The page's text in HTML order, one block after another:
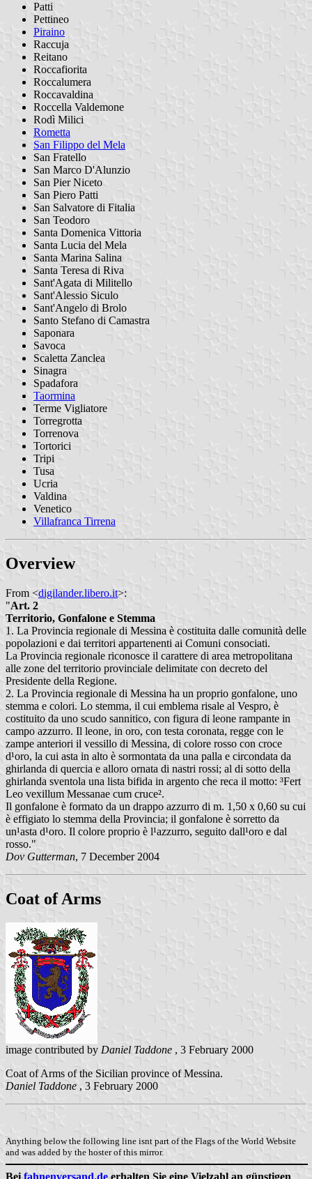
Patti
Pettineo
Piraino
Raccuja
Reitano
Roccafiorita
Roccalumera
Roccavaldina
Roccella Valdemone
Rodì Milici
Rometta
San Filippo del Mela
San Fratello
San Marco D'Alunzio
San Pier Niceto
San Piero Patti
San Salvatore di Fitalia
San Teodoro
Santa Domenica Vittoria
Santa Lucia del Mela
Santa Marina Salina
Santa Teresa di Riva
Sant'Agata di Militello
Sant'Alessio Siculo
Sant'Angelo di Brolo
Santo Stefano di Camastra
Saponara
Savoca
Scaletta Zanclea
Sinagra
Spadafora
Taormina
Terme Vigliatore
Torregrotta
Torrenova
Tortorici
Tripi
Tusa
Ucria
Valdina
Venetico
Villafranca Tirrena
Overview
From <digilander.libero.it>:
"Art. 2
Territorio, Gonfalone e Stemma
1. La Provincia regionale di Messina è costituita dalle comunità delle
popolazioni e dai territori appartenenti ai Comuni consociati.
La Provincia regionale riconosce il carattere di area metropolitana
alle zone del territorio provinciale delimitate con decreto del
Presidente della Regione.
2. La Provincia regionale di Messina ha un proprio gonfalone, uno
stemma e colori. Lo stemma, il cui emblema risale al Vespro, è
costituito da uno scudo sannitico, con figura di leone rampante in
campo azzurro. Il leone, in oro, con testa coronata, regge con le
zampe anteriori il vessillo di Messina, di colore rosso con croce
d¹oro, la cui asta in alto è sormontata da una palla e circondata da
ghirlanda di quercia e alloro ornata di nastri rossi; al di sotto della
ghirlanda sventola una lista bifida in argento che reca il motto: ³Fert
Leo vexillum Messanae cum cruce².
Il gonfalone è formato da un drappo azzurro di m. 1,50 x 0,60 su cui
è effigiato lo stemma della Provincia; il gonfalone è sorretto da
un¹asta d¹oro. Il colore proprio è l¹azzurro, seguito dall¹oro e dal
rosso."
Dov Gutterman, 7 December 2004
Coat of Arms
image contributed by Daniel Taddone , 3 February 2000
Coat of Arms of the Sicilian province of Messina.
Daniel Taddone , 3 February 2000
Anything below the following line isnt part of the Flags of the World Website
and was added by the hoster of this mirror.
Bei fahnenversand.de erhalten Sie eine Vielzahl an günstigen